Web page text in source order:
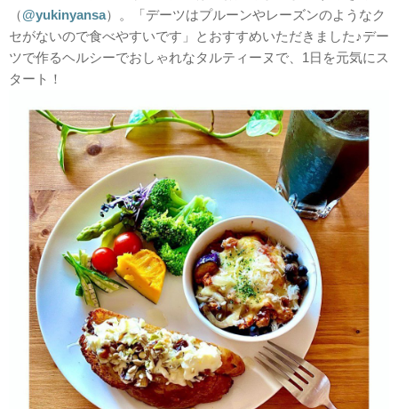
（@yukinyansa）。「デーツはプルーンやレーズンのようなク
セがないので食べやすいです」とおすすめいただきました♪デー
ツで作るヘルシーでおしゃれなタルティーヌで、1日を元気にス
タート！